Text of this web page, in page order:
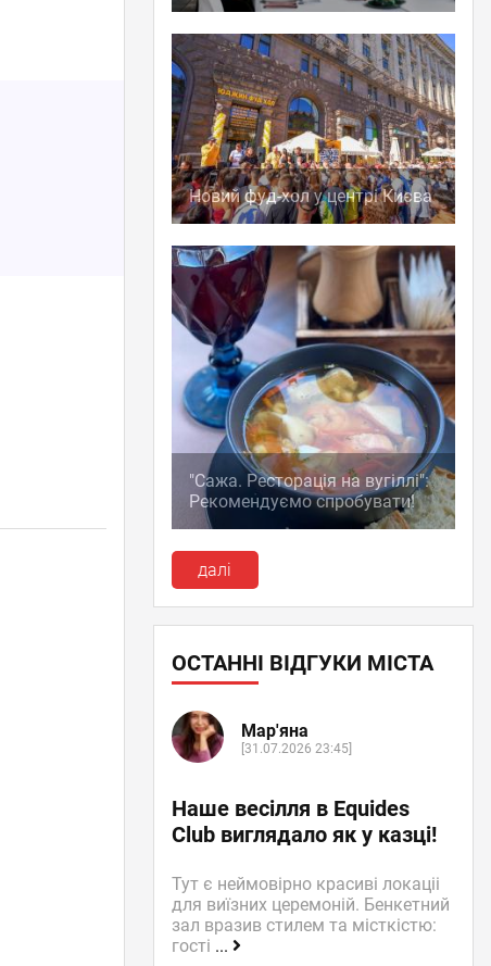
Новий фуд-хол у центрі Києва
"Сажа. Ресторація на вугіллі":
Рекомендуємо спробувати!
далі
ОСТАННІ ВІДГУКИ МІСТА
Мар'яна
[31.07.2026 23:45]
Наше весілля в Equides
Club виглядало як у казці!
Тут є неймовірно красиві локаціі
для виїзних церемоній. Бенкетний
зал вразив стилем та місткістю:
гості ...